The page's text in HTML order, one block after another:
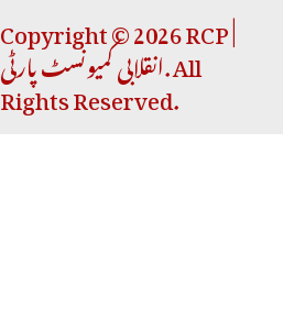
Copyright © 2026 RCP |
انقلابی کمیونسٹ پارٹی. All
Rights Reserved.